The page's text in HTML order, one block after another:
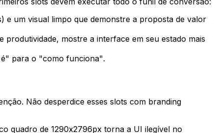
e um visual limpo que demonstre a proposta de valor
mostre a interface em seu estado mais
para o "como funciona".
Não desperdice esses slots com branding
quadro de 1290x2796px torna a UI ilegível no